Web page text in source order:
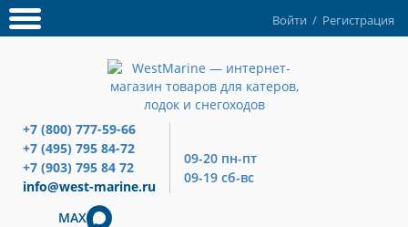
Войти / Регистрация
+7 (800) 777-59-66
+7 (495) 795 84-72
+7 (903) 795 84 72
info@west-marine.ru
09-20 пн-пт
09-19 сб-вс
MAX